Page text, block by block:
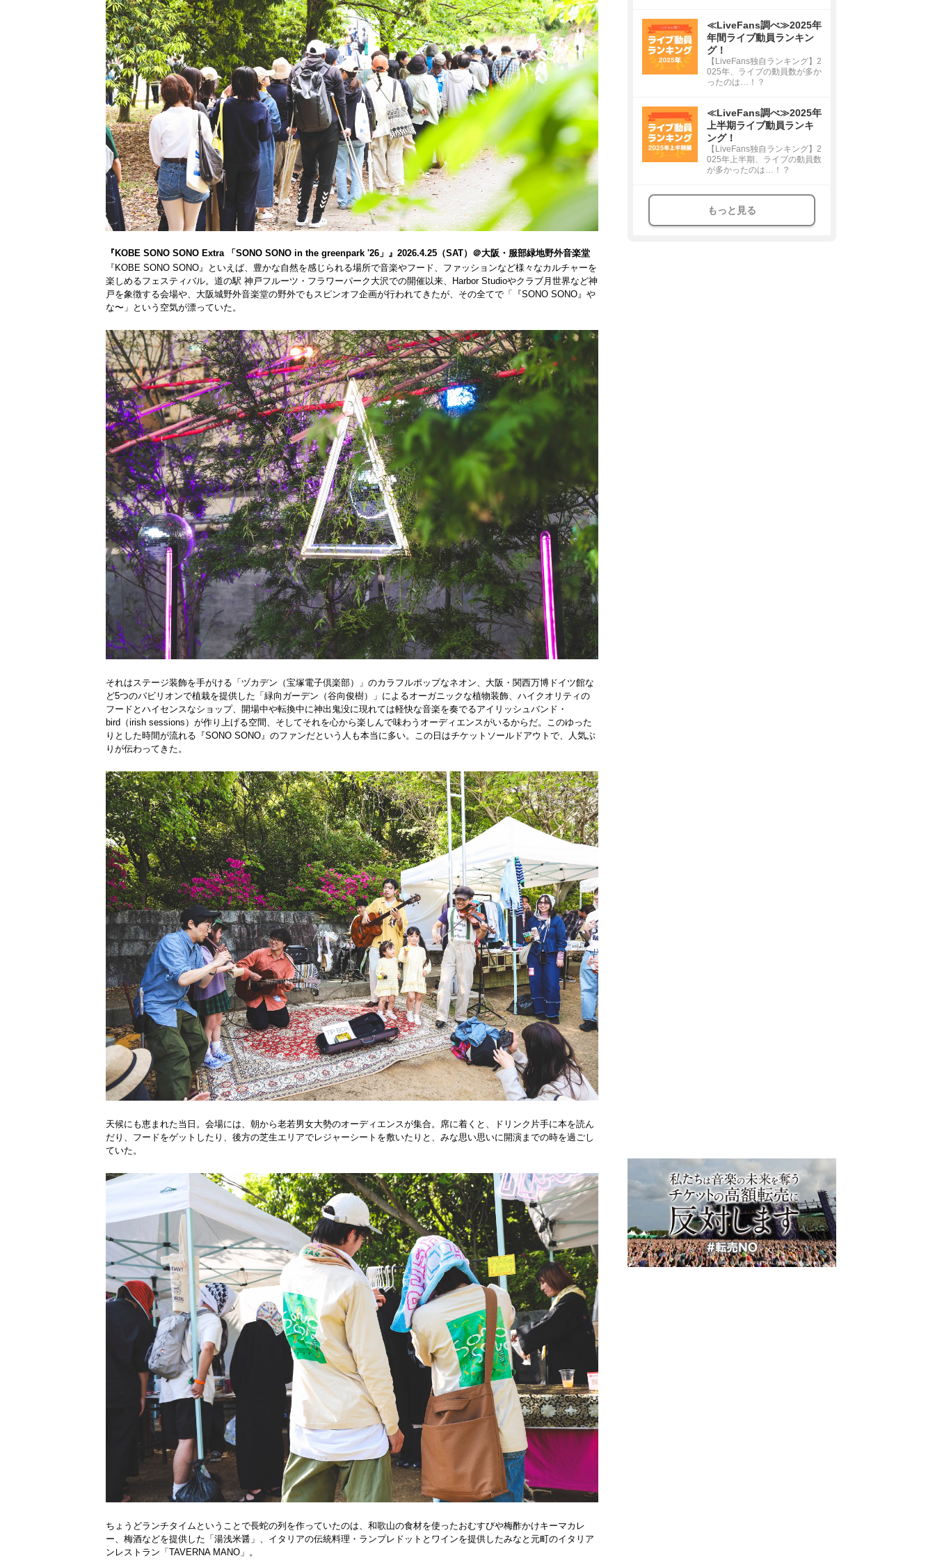
『KOBE SONO SONO Extra 「SONO SONO in the greenpark '26」』2026.4.25（SAT）＠大阪・服部緑地野外音楽堂
『KOBE SONO SONO』といえば、豊かな自然を感じられる場所で音楽やフード、ファッションなど様々なカルチャーを
楽しめるフェスティバル。道の駅 神戸フルーツ・フラワーパーク大沢での開催以来、Harbor Studioやクラブ月世界など神
戸を象徴する会場や、大阪城野外音楽堂の野外でもスピンオフ企画が行われてきたが、その全てで「『SONO SONO』や
な〜」という空気が漂っていた。
それはステージ装飾を手がける「ヅカデン（宝塚電子倶楽部）」のカラフルポップなネオン、大阪・関西万博ドイツ館な
ど5つのパビリオンで植栽を提供した「緑向ガーデン（谷向俊樹）」によるオーガニックな植物装飾、ハイクオリティの
フードとハイセンスなショップ、開場中や転換中に神出鬼没に現れては軽快な音楽を奏でるアイリッシュバンド・
bird（irish sessions）が作り上げる空間、そしてそれを心から楽しんで味わうオーディエンスがいるからだ。このゆった
りとした時間が流れる『SONO SONO』のファンだという人も本当に多い。この日はチケットソールドアウトで、人気ぶ
りが伝わってきた。
天候にも恵まれた当日。会場には、朝から老若男女大勢のオーディエンスが集合。席に着くと、ドリンク片手に本を読ん
だり、フードをゲットしたり、後方の芝生エリアでレジャーシートを敷いたりと、みな思い思いに開演までの時を過ごし
ていた。
ちょうどランチタイムということで長蛇の列を作っていたのは、和歌山の食材を使ったおむすびや梅酢かけキーマカレ
ー、梅酒などを提供した「湯浅米醤」、イタリアの伝統料理・ランプレドットとワインを提供したみなと元町のイタリア
ンレストラン「TAVERNA MANO」。
≪LiveFans調べ≫2025年
年間ライブ動員ランキン
グ！
【LiveFans独自ランキング】2
025年、ライブの動員数が多か
ったのは…！？
≪LiveFans調べ≫2025年
上半期ライブ動員ランキ
ング！
【LiveFans独自ランキング】2
025年上半期、ライブの動員数
が多かったのは…！？
もっと見る